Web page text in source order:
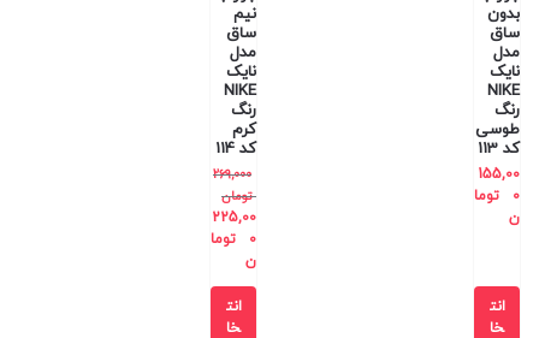
بدون
ساق
مدل
نایک
NIKE
رنگ
طوسی
کد 113
155,00
0
توما
ن
انت
خا
نیم
ساق
مدل
نایک
NIKE
رنگ
کرم
کد 114
269,000
تومان
225,00
0
توما
ن
انت
خا